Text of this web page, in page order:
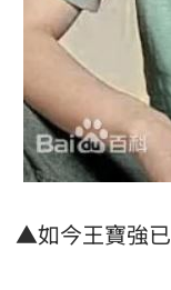
▲如今王寶強